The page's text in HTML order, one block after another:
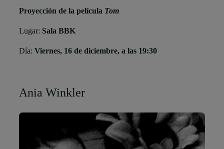
Proyección de la película Tom
Lugar: Sala BBK
Día: Viernes, 16 de diciembre, a las 19:30
Ania Winkler